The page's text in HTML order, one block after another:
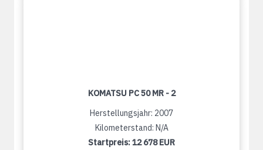
KOMATSU PC 50 MR - 2
Herstellungsjahr: 2007
Kilometerstand: N/A
Startpreis:12 678 EUR